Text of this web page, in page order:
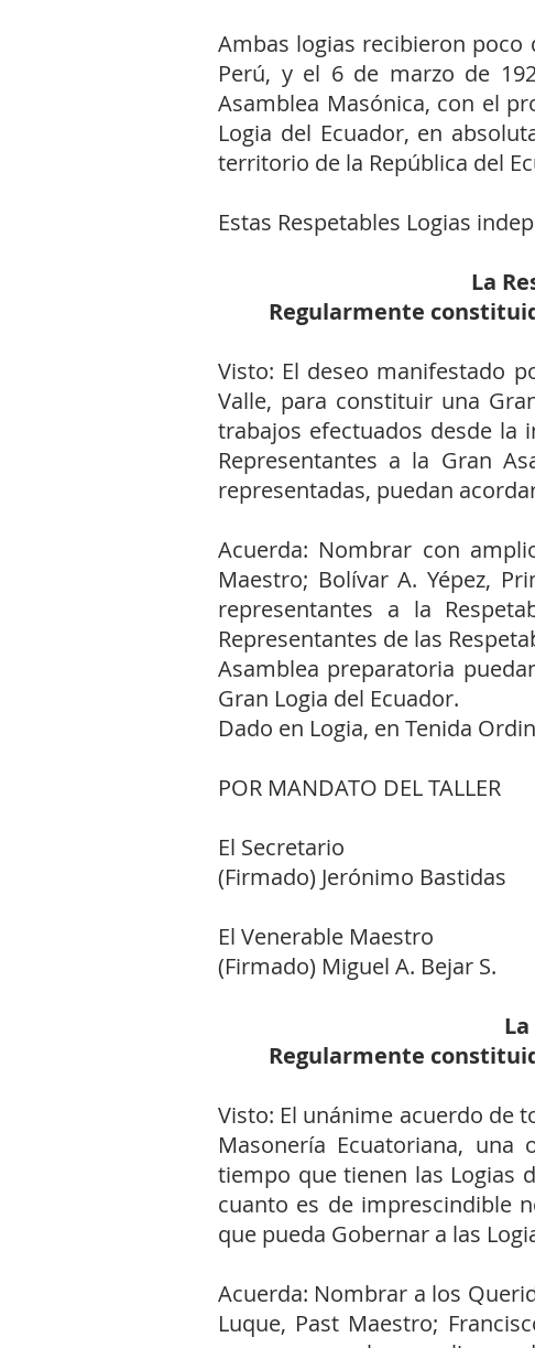
Ambas logias recibieron poco
Perú, y el 6 de marzo de
Asamblea Masónica, con el
Logia del Ecuador, en
territorio de la República del
Estas Respetables Logias
La
Regularmente
Visto: El deseo manifestado
Valle, para constituir una
trabajos efectuados desde la
Representantes a la Gran
representadas, puedan
Acuerda: Nombrar con
Maestro; Bolívar A. Yépez,
representantes a la
Representantes de las
Asamblea preparatoria
Gran Logia del Ecuador.
Dado en Logia, en Tenida
POR MANDATO DEL TALLER
El Secretario
(Firmado) Jerónimo Bastidas
El Venerable Maestro
(Firmado) Miguel A. Bejar S.
Regularmente
Visto: El unánime acuerdo de
Masonería Ecuatoriana,
tiempo que tienen las Logias
cuanto es de imprescindible
que pueda Gobernar a las
Acuerda: Nombrar a los
Luque, Past Maestro;